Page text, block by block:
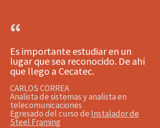
“
Es importante estudiar en un
lugar que sea reconocido. De ahí
que llego a Cecatec.
CARLOS CORREA
Analista de sistemas y analista en
telecomunicaciones
Egresado del curso de Instalador de
Steel Framing